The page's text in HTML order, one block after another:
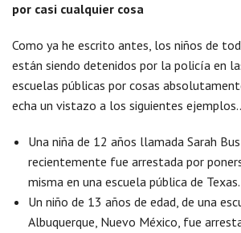
por casi cualquier cosa
Como ya he escrito antes, los niños de
están siendo detenidos por la policía en
escuelas públicas por cosas
echa un vistazo a los siguientes
Una niña de 12 años llamada Sarah
recientemente fue arrestada por
misma en una escuela pública de Texas.
Un niño de 13 años de edad, de una
Albuquerque, Nuevo México, fue